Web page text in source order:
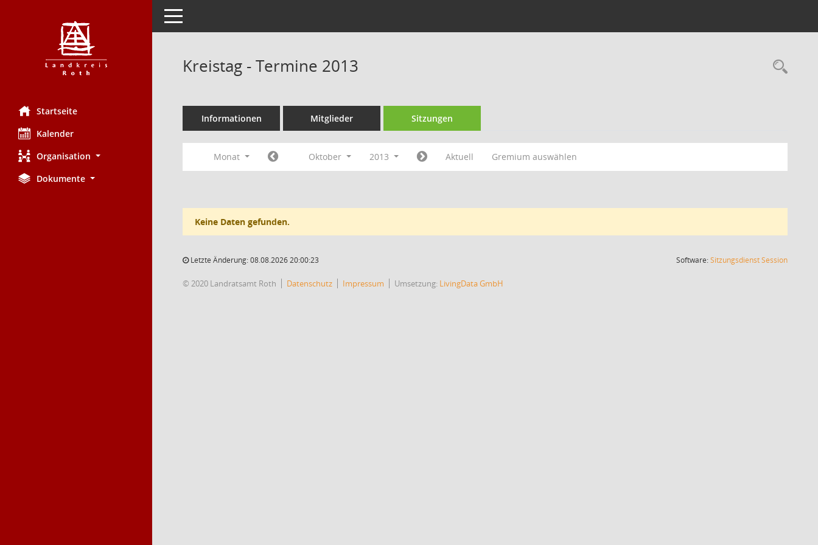
Startseite
Kalender
Organisation
Dokumente
Toggle navigation
Kreistag - Termine 2013
Informationen Mitglieder Sitzungen
Monat Oktober 2013 Aktuell Gremium auswählen
Keine Daten gefunden.
Letzte Änderung: 08.08.2026 20:00:23 Software:SitzungsdienstSession(Wird in
© 2020 Landratsamt Roth Datenschutz Impressum Umsetzung: LivingData GmbH